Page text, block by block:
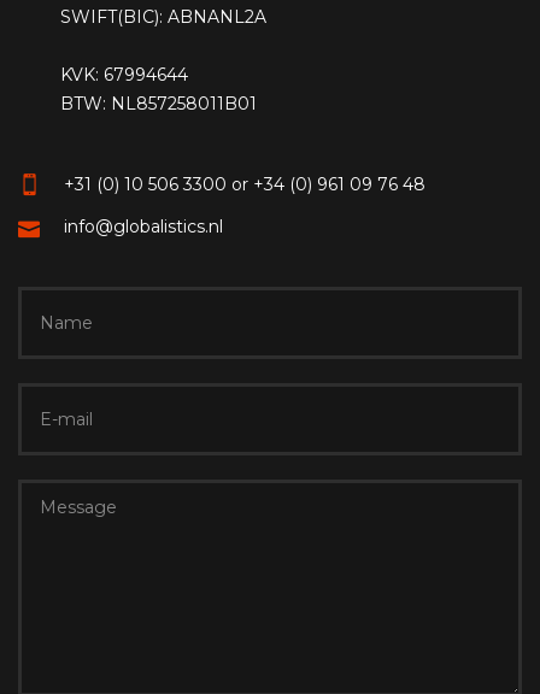
SWIFT(BIC): ABNANL2A
KVK: 67994644
BTW: NL857258011B01
+31 (0) 10 506 3300 or +34 (0) 961 09 76 48
info@globalistics.nl